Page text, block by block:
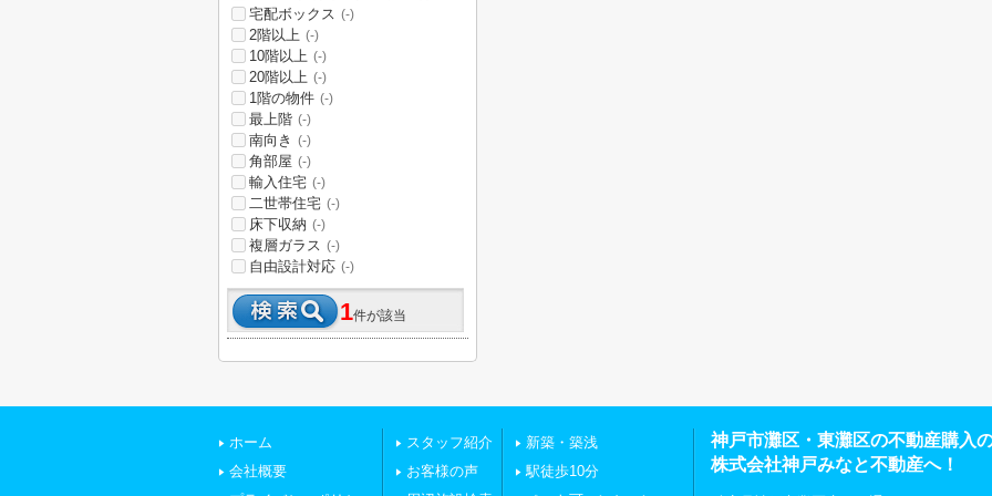
宅配ボックス (-)
2階以上 (-)
10階以上 (-)
20階以上 (-)
1階の物件 (-)
最上階 (-)
南向き (-)
角部屋 (-)
輸入住宅 (-)
二世帯住宅 (-)
床下収納 (-)
複層ガラス (-)
自由設計対応 (-)
1件が該当
ホーム
会社概要
スタッフ紹介
お客様の声
新築・築浅
駅徒歩10分
神戸市灘区・東灘区の不動産購入
株式会社神戸みなと不動産へ！